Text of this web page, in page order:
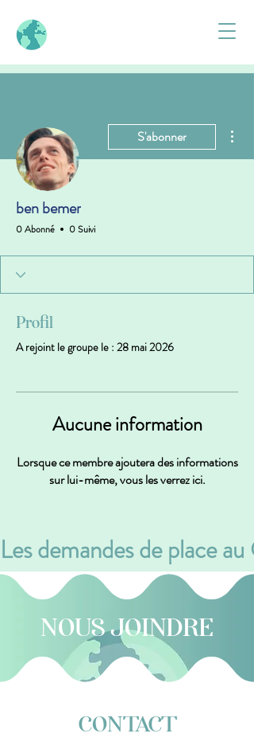
S'abonner
ben bemer
0 Abonné 0 Suivi
Profil
A rejoint le groupe le : 28 mai 2026
Aucune information
Lorsque ce membre ajoutera des informations
sur lui-même, vous les verrez ici.
Les demandes de place
NOUS JOINDRE
CONTACT